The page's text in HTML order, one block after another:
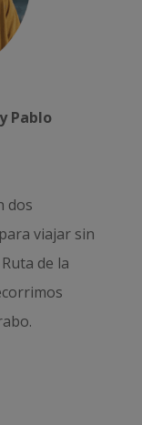
Pablo
dos
viajar sin
Ruta de la
.